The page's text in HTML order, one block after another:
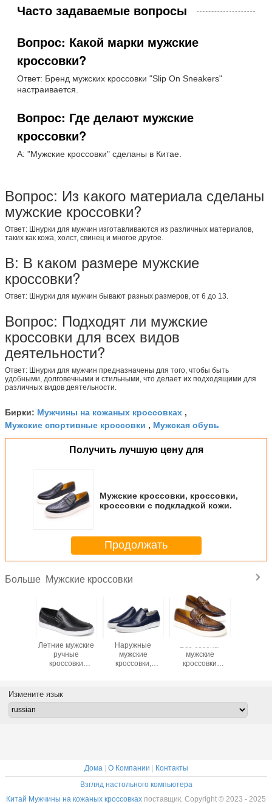
Часто задаваемые вопросы
Вопрос: Какой марки мужские
кроссовки?
Ответ: Бренд мужских кроссовки "Slip On Sneakers"
настраивается.
Вопрос: Где делают мужские
кроссовки?
А: "Мужские кроссовки" сделаны в Китае.
Вопрос: Из какого материала сделаны
мужские кроссовки?
Ответ: Шнурки для мужчин изготавливаются из различных материалов,
таких как кожа, холст, свинец и многое другое.
В: В каком размере мужские
кроссовки?
Ответ: Шнурки для мужчин бывают разных размеров, от 6 до 13.
Вопрос: Подходят ли мужские
кроссовки для всех видов
деятельности?
Ответ: Шнурки для мужчин предназначены для того, чтобы быть
удобными, долговечными и стильными, что делает их подходящими для
различных видов деятельности.
Бирки: Мужчины на кожаных кроссовках ,
Мужские спортивные кроссовки , Мужская обувь
Получить лучшую цену для
Мужские кроссовки, кроссовки,
кроссовки с подкладкой кожи.
Продолжать
Больше Мужские кроссовки
Летние мужские
ручные
кроссовки
Наружные
мужские
кроссовки,
ходьбы.
Все сезоны
мужские
кроссовки
отдыха
Измените язык
Дома| О Компании | Контакты
Взгляд настольного компьютера
Китай Мужчины на кожаных кроссовках поставщик. Copyright © 2023 - 2025